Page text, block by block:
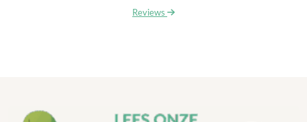
Reviews